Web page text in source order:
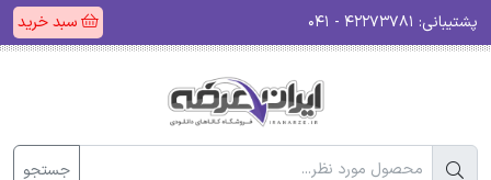
پشتیبانی: سبد خرید
جستجو